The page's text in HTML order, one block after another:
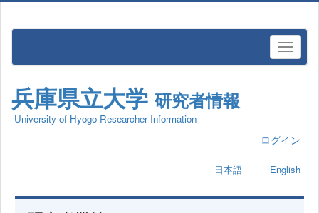
兵庫県立大学 研究者情報
University of Hyogo Researcher Information
ログイン
日本語 ｜ English